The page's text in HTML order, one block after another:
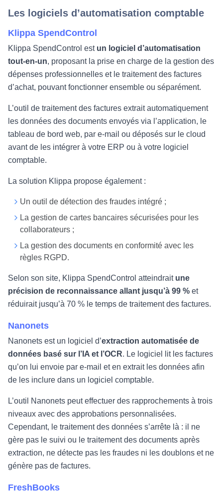
Les logiciels d’automatisation comptable
Klippa SpendControl
Klippa SpendControl est un logiciel d’automatisation
tout-en-un, proposant la prise en charge de la gestion des
dépenses professionnelles et le traitement des factures
d’achat, pouvant fonctionner ensemble ou séparément.
L’outil de traitement des factures extrait automatiquement
les données des documents envoyés via l’application, le
tableau de bord web, par e-mail ou déposés sur le cloud
avant de les intégrer à votre ERP ou à votre logiciel
comptable.
La solution Klippa propose également :
Un outil de détection des fraudes intégré ;
La gestion de cartes bancaires sécurisées pour les
collaborateurs ;
La gestion des documents en conformité avec les
règles RGPD.
Selon son site, Klippa SpendControl atteindrait une
précision de reconnaissance allant jusqu’à 99 % et
réduirait jusqu’à 70 % le temps de traitement des factures.
Nanonets
Nanonets est un logiciel d’extraction automatisée de
données basé sur l’IA et l’OCR. Le logiciel lit les factures
qu’on lui envoie par e-mail et en extrait les données afin
de les inclure dans un logiciel comptable.
L’outil Nanonets peut effectuer des rapprochements à trois
niveaux avec des approbations personnalisées.
Cependant, le traitement des données s’arrête là : il ne
gère pas le suivi ou le traitement des documents après
extraction, ne détecte pas les fraudes ni les doublons et ne
génère pas de factures.
FreshBooks